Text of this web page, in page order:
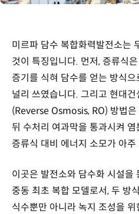
미르파 담수 복합화력발전소는
것이 특징입니다. 먼저, 증류식
증기를 식혀 담수를 얻는 방식
널리 쓰였습니다. 그리고 현대
(Reverse Osmosis, RO) 방법
뒤 수처리 여과막을 통과시켜
증류식 대비 에너지 소모가 아
이곳은 발전소와 담수화 시설을
중동 최초 복합 모델로서, 두 방
식수뿐만 아니라 녹지 조성을